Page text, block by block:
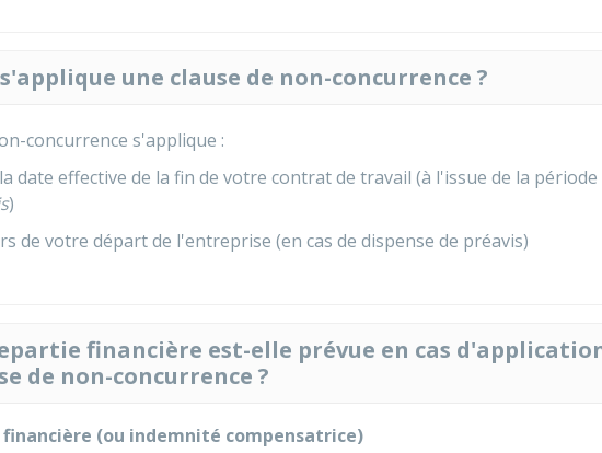
une clause de non-concurrence ?
concurrence s'applique :
date effective de la fin de votre contrat de travail (à l'issue de la période
)
de votre départ de l'entreprise (en cas de dispense de préavis)
financière est-elle prévue en cas
de non-concurrence ?
(ou indemnité compensatrice)